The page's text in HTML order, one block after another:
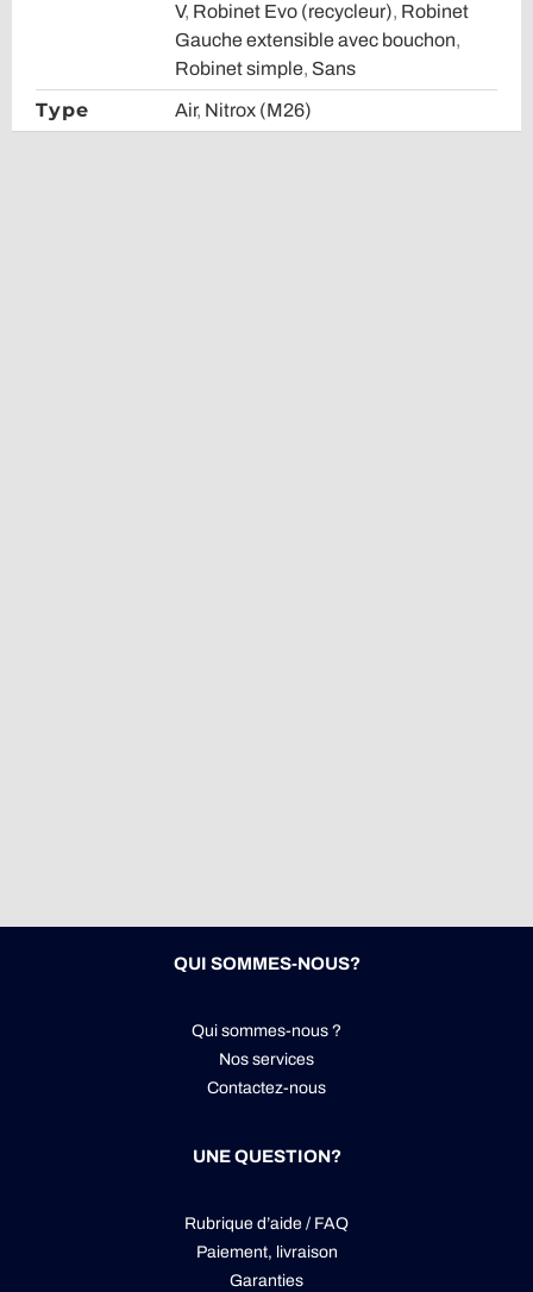
V, Robinet Evo (recycleur), Robinet
Gauche extensible avec bouchon,
Robinet simple, Sans
Type Air, Nitrox (M26)
QUI SOMMES-NOUS?
Qui sommes-nous ?
Nos services
Contactez-nous
UNE QUESTION?
Rubrique d’aide / FAQ
Paiement, livraison
Garanties